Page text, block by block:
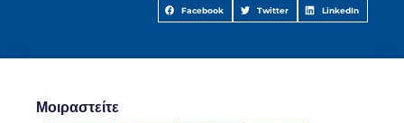
Facebook Twitter LinkedIn
Μοιραστείτε